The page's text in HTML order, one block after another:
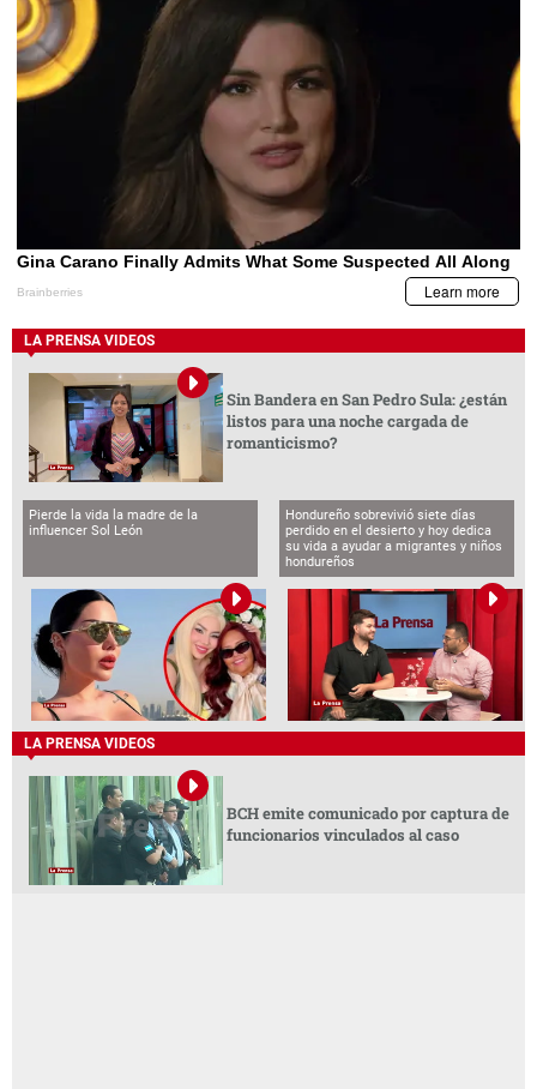
LA PRENSA VIDEOS
Sin Bandera en San Pedro Sula: ¿están
listos para una noche cargada de
romanticismo?
Pierde la vida la madre de la
influencer Sol León
Hondureño sobrevivió siete días
perdido en el desierto y hoy dedica
su vida a ayudar a migrantes y niños
hondureños
LA PRENSA VIDEOS
BCH emite comunicado por captura de
funcionarios vinculados al caso